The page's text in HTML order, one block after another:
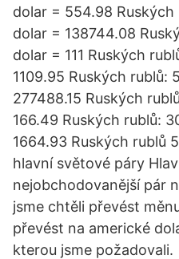
dolar = 554.98
dolar = 138744.08
dolar = 111 Ruských
1109.95 Ruských rublů:
277488.15 Ruských
166.49 Ruských rublů:
1664.93 Ruských rublů
hlavní světové páry
nejobchodovanější pár
jsme chtěli převést
převést na americké
kterou jsme požadovali.